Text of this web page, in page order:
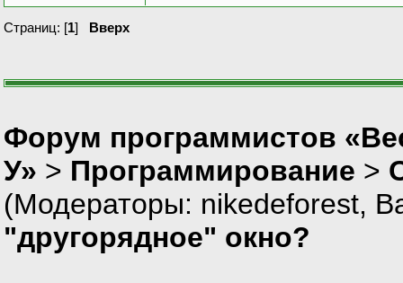
Страниц: [1] Вверх
Форум программистов
У» > Программирование >
(Модераторы: nikedeforest,
"другорядное" окно?